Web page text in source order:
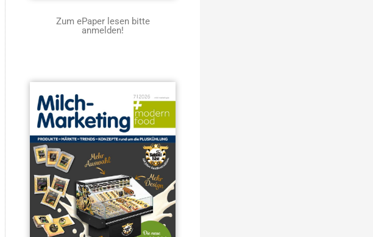
Zum ePaper lesen bitte
anmelden!